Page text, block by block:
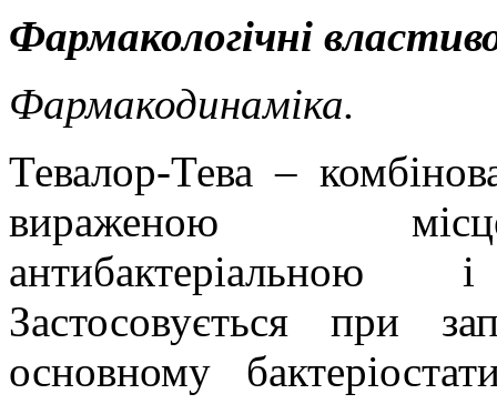
Фармакологічні
Фармакодинаміка.
Тевалор-Тева –
вираженою
Застосовується при
основному